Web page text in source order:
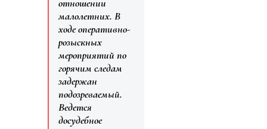
отношении
малолетних. В
ходе оперативно-
розыскных
мероприятий по
горячим следам
задержан
подозреваемый.
Ведется
досудебное